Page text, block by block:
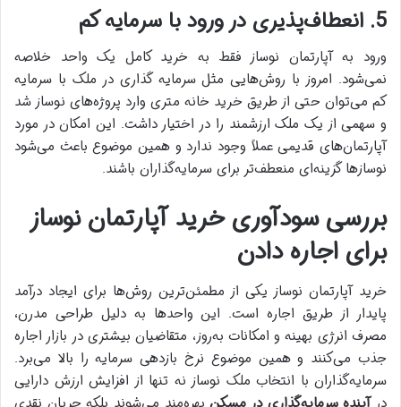
5. انعطاف‌پذیری در ورود با سرمایه کم
ورود به آپارتمان نوساز فقط به خرید کامل یک واحد خلاصه
نمی‌شود. امروز با روش‌هایی مثل سرمایه گذاری در ملک با سرمایه
کم می‌توان حتی از طریق خرید خانه متری وارد پروژه‌های نوساز شد
و سهمی از یک ملک ارزشمند را در اختیار داشت. این امکان در مورد
آپارتمان‌های قدیمی عملاً وجود ندارد و همین موضوع باعث می‌شود
نوسازها گزینه‌ای منعطف‌تر برای سرمایه‌گذاران باشند.
بررسی سودآوری خرید آپارتمان نوساز
برای اجاره دادن
خرید آپارتمان نوساز یکی از مطمئن‌ترین روش‌ها برای ایجاد درآمد
پایدار از طریق اجاره است. این واحدها به دلیل طراحی مدرن،
مصرف انرژی بهینه و امکانات به‌روز، متقاضیان بیشتری در بازار اجاره
جذب می‌کنند و همین موضوع نرخ بازدهی سرمایه را بالا می‌برد.
سرمایه‌گذاران با انتخاب ملک نوساز نه تنها از افزایش ارزش دارایی